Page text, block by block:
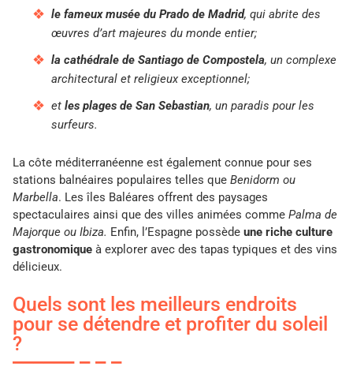
le fameux musée du Prado de Madrid, qui abrite des
œuvres d’art majeures du monde entier;
la cathédrale de Santiago de Compostela, un complexe
architectural et religieux exceptionnel;
et les plages de San Sebastian, un paradis pour les
surfeurs.
La côte méditerranéenne est également connue pour ses
stations balnéaires populaires telles que Benidorm ou
Marbella. Les îles Baléares offrent des paysages
spectaculaires ainsi que des villes animées comme Palma de
Majorque ou Ibiza. Enfin, l’Espagne possède une riche culture
gastronomique à explorer avec des tapas typiques et des vins
délicieux.
Quels sont les meilleurs endroits
pour se détendre et profiter du soleil
?